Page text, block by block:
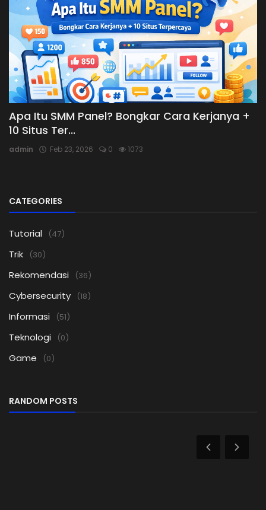
Apa Itu SMM Panel? Bongkar Cara Kerjanya +
10 Situs Ter...
admin Feb 23, 2026 0 1073
CATEGORIES
Tutorial (47)
Trik (30)
Rekomendasi (36)
Cybersecurity (18)
Informasi (51)
Teknologi (0)
Game (0)
RANDOM POSTS